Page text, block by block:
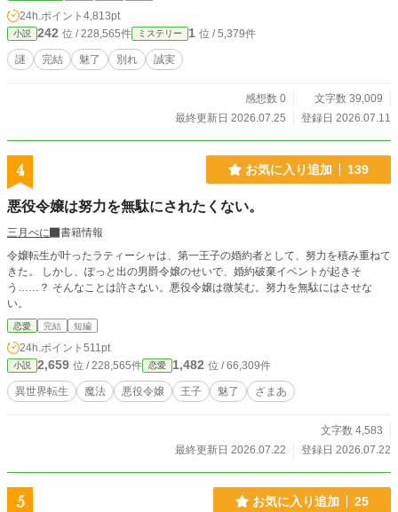
24h.ポイント 4,813pt
小説 242 位 / 228,565件 ミステリー 1 位 / 5,379件
謎 完結 魅了 別れ 誠実
感想数 0
文字数 39,009
最終更新日 2026.07.25
登録日 2026.07.11
4 お気に入り追加 139
悪役令嬢は努力を無駄にされたくない。
三月べに
書籍情報
令嬢転生が叶ったラティーシャは、第一王子の婚約者として、努力を積み重ねて
きた。 しかし、ぽっと出の男爵令嬢のせいで、婚約破棄イベントが起きそ
う……？ そんなことは許さない。悪役令嬢は微笑む。努力を無駄にはさせな
い。
恋愛 完結 短編
24h.ポイント 511pt
小説 2,659 位 / 228,565件 恋愛 1,482 位 / 66,309件
異世界転生 魔法 悪役令嬢 王子 魅了 ざまあ
文字数 4,583
最終更新日 2026.07.22
登録日 2026.07.22
5 お気に入り追加 25